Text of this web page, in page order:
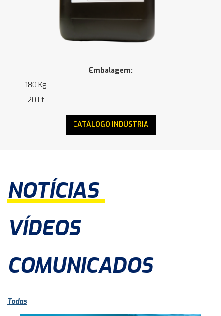
Embalagem:
180 Kg
20 Lt
CATÁLOGO INDÚSTRIA
NOTÍCIAS
VÍDEOS
COMUNICADOS
Todas